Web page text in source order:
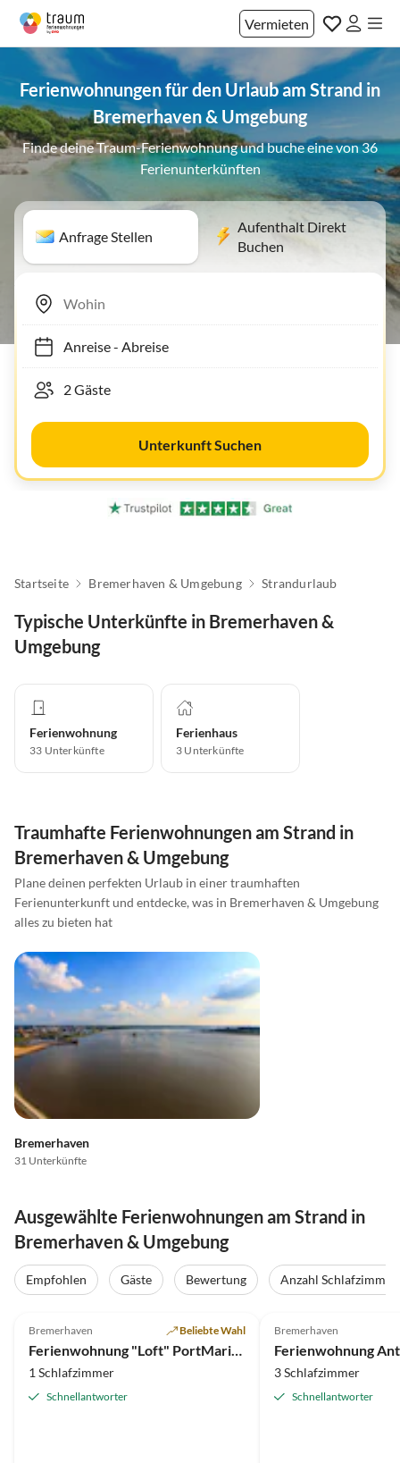
Vermieten
Ferienwohnungen für den Urlaub am Strand in
Bremerhaven & Umgebung
Finde deine Traum-Ferienwohnung und buche eine von 36
Ferienunterkünften
Anfrage Stellen
Aufenthalt Direkt
Buchen
Anreise- Abreise
Unterkunft Suchen
Startseite Bremerhaven & Umgebung Strandurlaub
Typische Unterkünfte in Bremerhaven &
Umgebung
Ferienwohnung
33 Unterkünfte
Ferienhaus
3 Unterkünfte
Traumhafte Ferienwohnungen am Strand in
Bremerhaven & Umgebung
Plane deinen perfekten Urlaub in einer traumhaften
Ferienunterkunft und entdecke, was in Bremerhaven & Umgebung
alles zu bieten hat
Bremerhaven
31 Unterkünfte
Ausgewählte Ferienwohnungen am Strand in
Bremerhaven & Umgebung
Empfohlen Gäste Bewertung
Anzahl Schlafzimmer
Bremerhaven Beliebte Wahl
1 Schlafzimmer
Schnellantworter
Bremerhaven
Ferienwohnung
3 Schlafzimmer
Schnellantworter